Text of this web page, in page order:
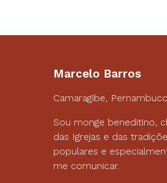
Marcelo Barros
Camaragibe,
Sou monge beneditino,
das Igrejas e das
populares e
me comunicar.